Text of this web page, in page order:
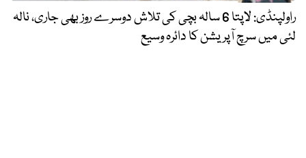
راولپنڈی: لاپتا 6 سالہ بچی کی تلاش دوسرے روز بھی جاری، نالہ
لئی میں سرچ آپریشن کا دائرہ وسیع